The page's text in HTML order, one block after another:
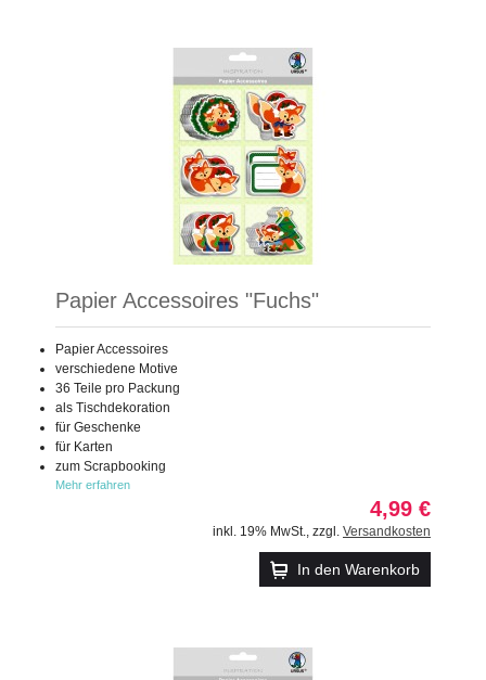
Papier Accessoires "Fuchs"
Papier Accessoires
verschiedene Motive
36 Teile pro Packung
als Tischdekoration
für Geschenke
für Karten
zum Scrapbooking
Mehr erfahren
4,99 €
inkl. 19% MwSt. zzgl. Versandkosten
In den Warenkorb